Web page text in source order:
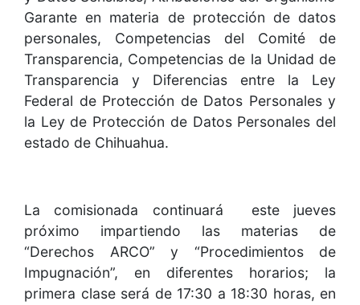
Garante en materia de protección de datos
personales, Competencias del Comité de
Transparencia, Competencias de la Unidad de
Transparencia y Diferencias entre la Ley
Federal de Protección de Datos Personales y
la Ley de Protección de Datos Personales del
estado de Chihuahua.
La comisionada continuará este jueves
próximo impartiendo las materias de
“Derechos ARCO” y “Procedimientos de
Impugnación”, en diferentes horarios; la
primera clase será de 17:30 a 18:30 horas, en